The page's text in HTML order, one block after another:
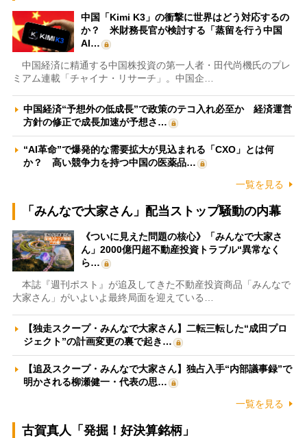
中国「Kimi K3」の衝撃に世界はどう対応するの
か？ 米財務長官が検討する「蒸留を行う中国
AI…
中国経済に精通する中国株投資の第一人者・田代尚機氏のプレ
ミアム連載「チャイナ・リサーチ」。中国企…
中国経済“予想外の低成長”で政策のテコ入れ必至か 経済運営
方針の修正で成長加速が予想さ…
“AI革命”で爆発的な需要拡大が見込まれる「CXO」とは何
か？ 高い競争力を持つ中国の医薬品…
一覧を見る
「みんなで大家さん」配当ストップ騒動の内幕
《ついに見えた問題の核心》「みんなで大家さ
ん」2000億円超不動産投資トラブル“異常なく
ら…
本誌『週刊ポスト』が追及してきた不動産投資商品「みんなで
大家さん」がいよいよ最終局面を迎えている…
【独走スクープ・みんなで大家さん】二転三転した“成田プロ
ジェクト”の計画変更の裏で起き…
【追及スクープ・みんなで大家さん】独占入手“内部議事録”で
明かされる柳瀬健一・代表の思…
一覧を見る
古賀真人「発掘！好決算銘柄」